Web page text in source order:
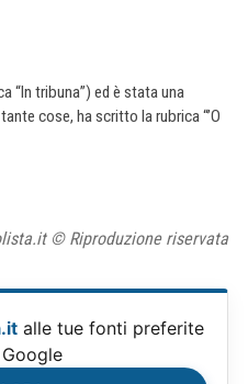
“In tribuna”) ed è stata una
cose, ha scritto la rubrica “’O
© Riproduzione riservata
alle tue fonti preferite